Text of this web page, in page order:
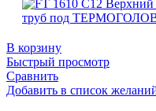
В корзину
Быстрый просмотр
Сравнить
Добавить в список